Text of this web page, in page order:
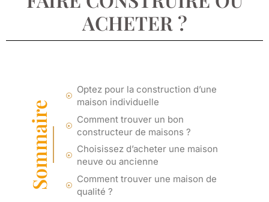
ACHETER ?
Sommaire
Optez pour la construction d’une
maison individuelle
Comment trouver un bon
constructeur de maisons ?
Choisissez d’acheter une maison
neuve ou ancienne
Comment trouver une maison de
qualité ?